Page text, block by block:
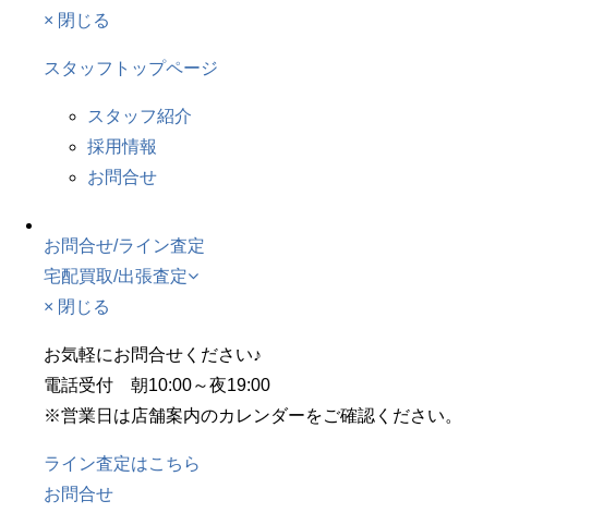
× 閉じる
スタッフトップページ
スタッフ紹介
採用情報
お問合せ
お問合せ/ライン査定
宅配買取/出張査定
× 閉じる
お気軽にお問合せください♪
電話受付 朝10:00～夜19:00
※営業日は店舗案内のカレンダーをご確認ください。
ライン査定はこちら
お問合せ